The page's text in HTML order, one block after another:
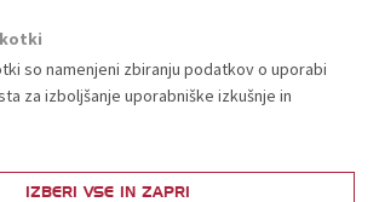
so namenjeni zbiranju podatkov o uporabi
za izboljšanje uporabniške izkušnje in
IZBERI VSE IN ZAPRI